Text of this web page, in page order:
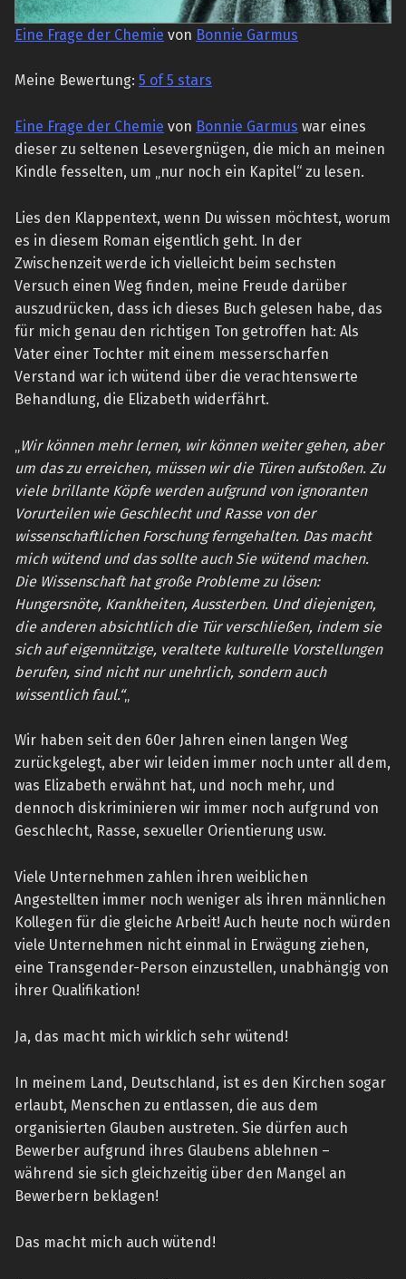
Eine Frage der Chemie von Bonnie Garmus
Meine Bewertung: 5 of 5 stars
Eine Frage der Chemie von Bonnie Garmus war eines
dieser zu seltenen Lesevergnügen, die mich an meinen
Kindle fesselten, um „nur noch ein Kapitel“ zu lesen.
Lies den Klappentext, wenn Du wissen möchtest, worum
es in diesem Roman eigentlich geht. In der
Zwischenzeit werde ich vielleicht beim sechsten
Versuch einen Weg finden, meine Freude darüber
auszudrücken, dass ich dieses Buch gelesen habe, das
für mich genau den richtigen Ton getroffen hat: Als
Vater einer Tochter mit einem messerscharfen
Verstand war ich wütend über die verachtenswerte
Behandlung, die Elizabeth widerfährt.
Wir können mehr lernen, wir können weiter gehen, aber
um das zu erreichen, müssen wir die Türen aufstoßen. Zu
viele brillante Köpfe werden aufgrund von ignoranten
Vorurteilen wie Geschlecht und Rasse von der
wissenschaftlichen Forschung ferngehalten. Das macht
mich wütend und das sollte auch Sie wütend machen.
Die Wissenschaft hat große Probleme zu lösen:
Hungersnöte, Krankheiten, Aussterben. Und diejenigen,
die anderen absichtlich die Tür verschließen, indem sie
sich auf eigennützige, veraltete kulturelle Vorstellungen
berufen, sind nicht nur unehrlich, sondern auch
wissentlich faul.“„
Wir haben seit den 60er Jahren einen langen Weg
zurückgelegt, aber wir leiden immer noch unter all dem,
was Elizabeth erwähnt hat, und noch mehr, und
dennoch diskriminieren wir immer noch aufgrund von
Geschlecht, Rasse, sexueller Orientierung usw.
Viele Unternehmen zahlen ihren weiblichen
Angestellten immer noch weniger als ihren männlichen
Kollegen für die gleiche Arbeit! Auch heute noch würden
viele Unternehmen nicht einmal in Erwägung ziehen,
eine Transgender-Person einzustellen, unabhängig von
ihrer Qualifikation!
Ja, das macht mich wirklich sehr wütend!
In meinem Land, Deutschland, ist es den Kirchen sogar
erlaubt, Menschen zu entlassen, die aus dem
organisierten Glauben austreten. Sie dürfen auch
Bewerber aufgrund ihres Glaubens ablehnen –
während sie sich gleichzeitig über den Mangel an
Bewerbern beklagen!
Das macht mich auch wütend!